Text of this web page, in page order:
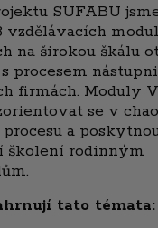
SUFABU
na širokou škálu
procesem
firmách. Moduly
se v
a
školení rodinným
tato témata: